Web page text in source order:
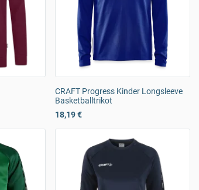
CRAFT Progress Kinder Longsleeve
Basketballtrikot
18,19 €